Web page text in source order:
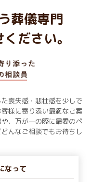
葬儀専門
ださい。
喪失感・悲壮感を少しで
様に寄り添い最適なご案
、万が一の際に最愛のペ
んなご相談でもお待ちし
なって